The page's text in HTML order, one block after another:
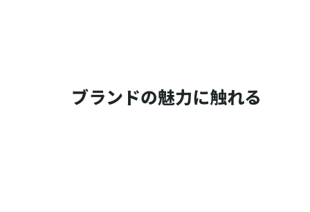
ブランドの魅力に触れる